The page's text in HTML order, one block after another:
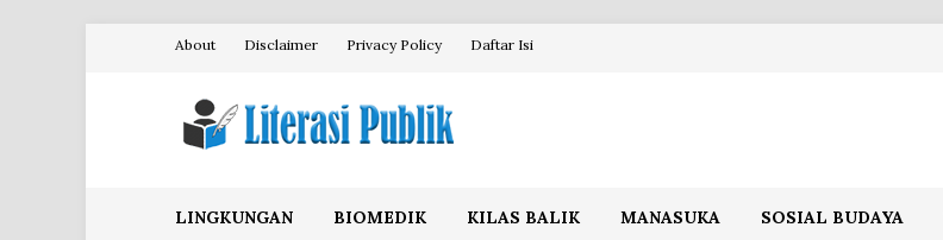
About Disclaimer Privacy Policy Daftar Isi
LINGKUNGAN BIOMEDIK KILAS BALIK MANASUKA SOSIAL BUDAYA